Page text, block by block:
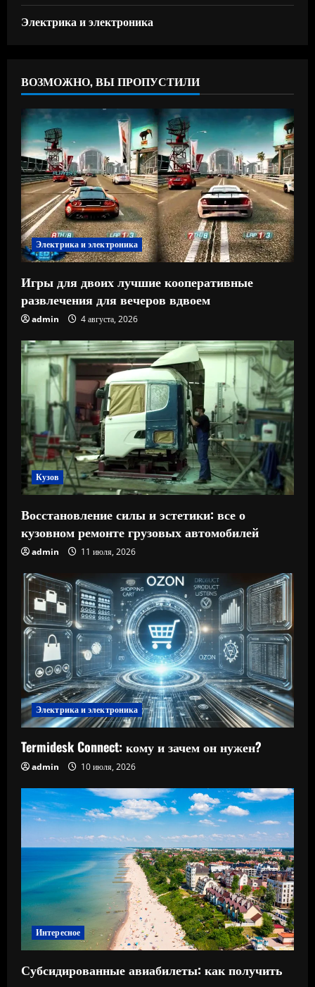
Электрика и электроника
ВОЗМОЖНО, ВЫ ПРОПУСТИЛИ
Электрика и электроника
Игры для двоих лучшие кооперативные
развлечения для вечеров вдвоем
admin 4 августа, 2026
Кузов
Восстановление силы и эстетики: все о
кузовном ремонте грузовых автомобилей
admin 11 июля, 2026
Электрика и электроника
Termidesk Connect: кому и зачем он нужен?
admin 10 июля, 2026
Интересное
Субсидированные авиабилеты: как получить